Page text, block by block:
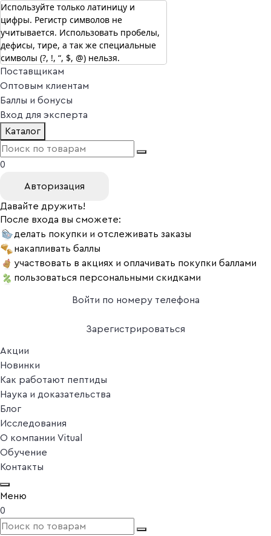
г. Москва
Vitual Peptide +7 (800) 101-13-25
Специалистам
Поставщикам
Оптовым клиентам
Баллы и бонусы
Вход для эксперта
Каталог
0
Авторизация
Давайте дружить!
После входа вы сможете:
делать покупки и отслеживать заказы
накапливать баллы
участвовать в акциях и оплачивать покупки баллами
пользоваться персональными скидками
Войти по номеру телефона
Зарегистрироваться
Акции
Новинки
Как работают пептиды
Наука и доказательства
Блог
Исследования
О компании Vitual
Обучение
Контакты
Меню
0
Используйте только латиницу и
цифры. Регистр символов не
учитывается. Использовать пробелы,
дефисы, тире, а так же специальные
символы (?, !, “, $, @) нельзя.